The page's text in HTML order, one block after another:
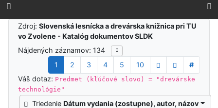
Výsledky vyhľadávania
Zdroj:Slovenská lesnícka a drevárska knižnica pri TU
vo Zvolene - Katalóg dokumentov SLDK
Nájdených záznamov: 134
1
2 3 4 5 10
#
Váš dotaz: Predmet (kľúčové slovo) = "drevárske
technológie"
Triedenie Dátum vydania (zostupne), autor, názov